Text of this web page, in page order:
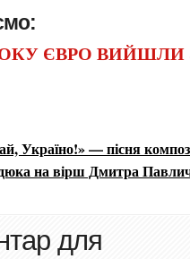
Україно!» — пісня
на вірш Дмитра
для